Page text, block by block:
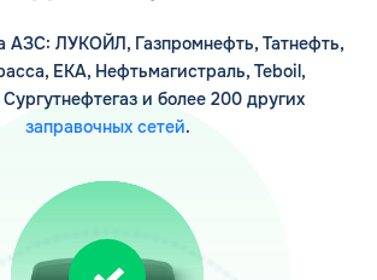
АЗС: ЛУКОЙЛ, Газпромнефть, Татнефть,
ЕКА, Нефтьмагистраль, Teboil,
и более 200 других
заправочных сетей.